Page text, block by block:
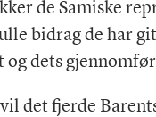
de Samiske
bidrag de har
og dets
det fjerde